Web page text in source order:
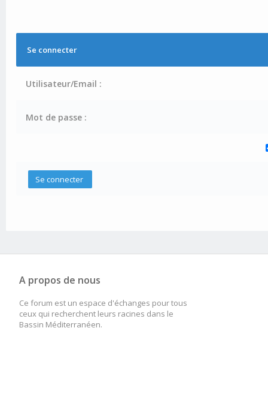
Se connecter
Utilisateur/Email :
Mot de passe :
A propos de nous
Ce forum est un espace d'échanges pour tous
ceux qui recherchent leurs racines dans le
Bassin Méditerranéen.